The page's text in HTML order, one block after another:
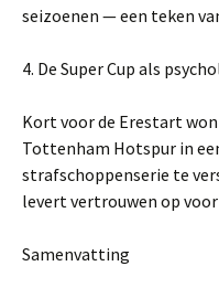
seizoenen — een teken
4. De Super Cup als
Kort voor de Erestart won
Tottenham Hotspur in
strafschoppenserie te
levert vertrouwen op
Samenvatting